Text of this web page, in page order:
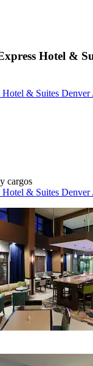
Hotel &
& Suites
cargos
& Suites